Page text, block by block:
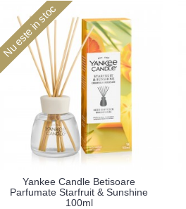
Nu este in stoc
Yankee Candle Betisoare
Parfumate Starfruit & Sunshine
100ml